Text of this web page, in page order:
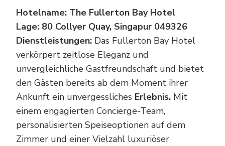
Hotelname: The Fullerton Bay Hotel
Lage: 80 Collyer Quay, Singapur 049326
Dienstleistungen: Das Fullerton Bay Hotel
verkörpert zeitlose Eleganz und
unvergleichliche Gastfreundschaft und bietet
den Gästen bereits ab dem Moment ihrer
Ankunft ein unvergessliches Erlebnis. Mit
einem engagierten Concierge-Team,
personalisierten Speiseoptionen auf dem
Zimmer und einer Vielzahl luxuriöser